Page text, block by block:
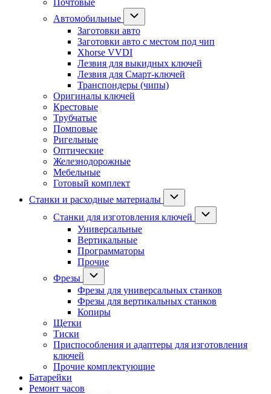
Автомобильные
Заготовки авто
Заготовки авто с местом под чип
Xhorse VVDI
Лезвия для выкидных ключей
Лезвия для Смарт-ключей
Транспондеры (чипы)
Оригиналы ключей
Крестовые
Трубчатые
Помповые
Ригельные
Оптические
Железнодорожные
Мебельные
Готовый комплект
Станки и расходные материалы
Станки для изготовления ключей
Универсальные
Вертикальные
Программаторы
Прочие
Фрезы
Фрезы для универсальных станков
Фрезы для вертикальных станков
Копиры
Щетки
Тиски
Приспособления и адаптеры для изготовления
ключей
Прочие комплектующие
Батарейки
Ремонт часов